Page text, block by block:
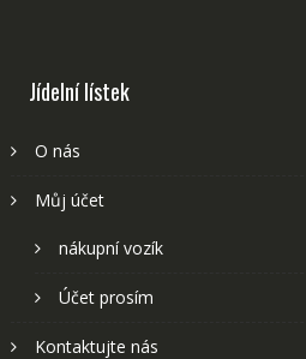
Jídelní lístek
O nás
Můj účet
nákupní vozík
Účet prosím
Kontaktujte nás